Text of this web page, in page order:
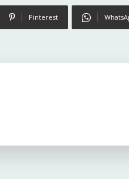
Pinterest